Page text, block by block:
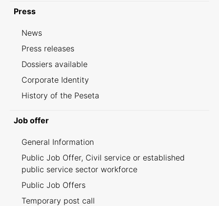
Press
News
Press releases
Dossiers available
Corporate Identity
History of the Peseta
Job offer
General Information
Public Job Offer, Civil service or established
public service sector workforce
Public Job Offers
Temporary post call